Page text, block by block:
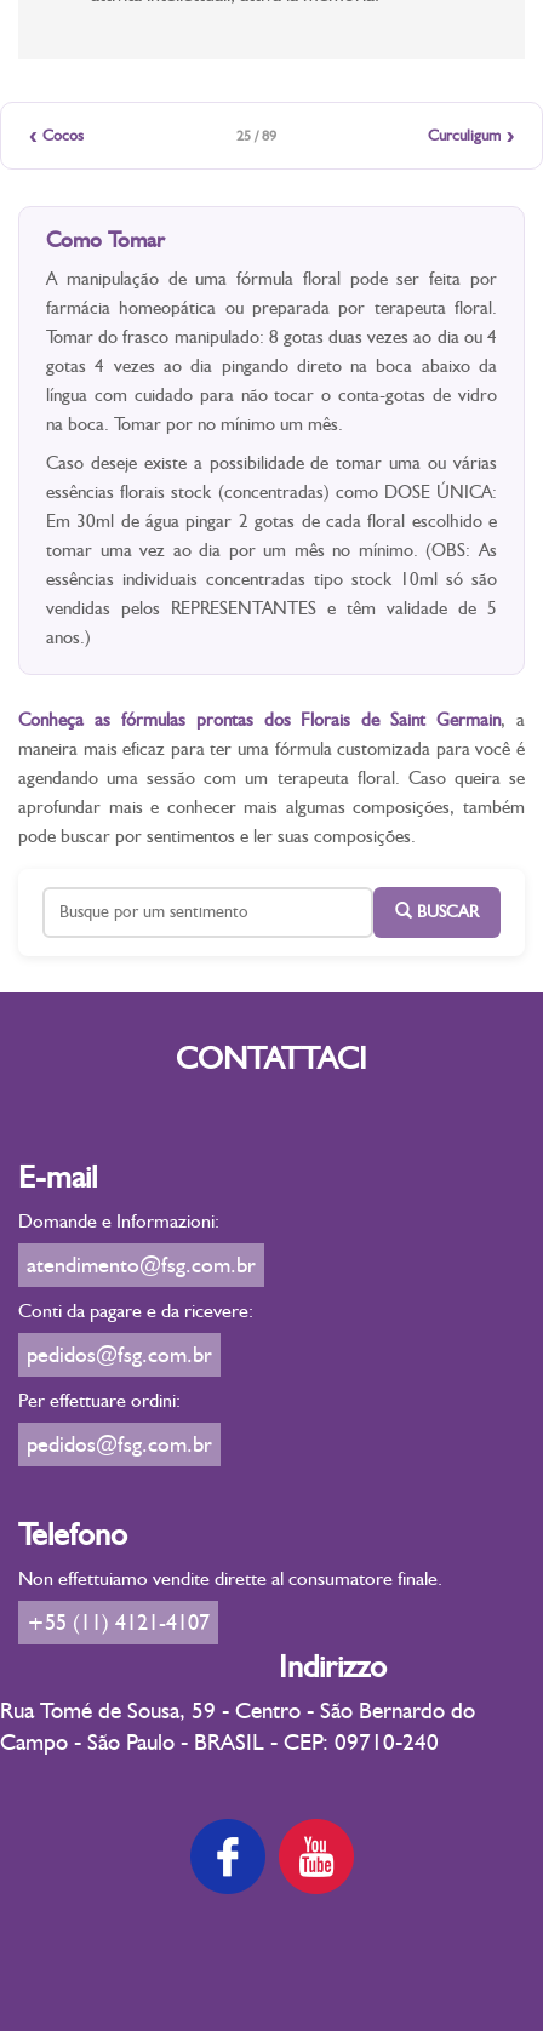
‹ Cocos 25 / 89 Curculigum ›
Como Tomar
A manipulação de uma fórmula floral pode ser feita por
farmácia homeopática ou preparada por terapeuta floral.
Tomar do frasco manipulado: 8 gotas duas vezes ao dia ou 4
gotas 4 vezes ao dia pingando direto na boca abaixo da
língua com cuidado para não tocar o conta-gotas de vidro
na boca. Tomar por no mínimo um mês.
Caso deseje existe a possibilidade de tomar uma ou várias
essências florais stock (concentradas) como DOSE ÚNICA:
Em 30ml de água pingar 2 gotas de cada floral escolhido e
tomar uma vez ao dia por um mês no mínimo. (OBS: As
essências individuais concentradas tipo stock 10ml só são
vendidas pelos REPRESENTANTES e têm validade de 5
anos.)
Conheça as fórmulas prontas dos Florais de Saint Germain, a
maneira mais eficaz para ter uma fórmula customizada para você é
agendando uma sessão com um terapeuta floral. Caso queira se
aprofundar mais e conhecer mais algumas composições, também
pode buscar por sentimentos e ler suas composições.
BUSCAR
CONTATTACI
E-mail
Domande e Informazioni:
atendimento@fsg.com.br
Conti da pagare e da ricevere:
pedidos@fsg.com.br
Per effettuare ordini:
pedidos@fsg.com.br
Telefono
Non effettuiamo vendite dirette al consumatore finale.
+55 (11) 4121-4107
Indirizzo
Rua Tomé de Sousa, 59 - Centro - São Bernardo do
Campo - São Paulo - BRASIL - CEP: 09710-240